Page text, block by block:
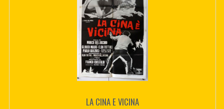
LA CINA E VICINA